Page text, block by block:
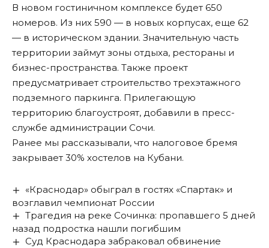
В новом гостиничном комплексе будет 650
номеров. Из них 590 — в новых корпусах, еще 62
— в историческом здании. Значительную часть
территории займут зоны отдыха, рестораны и
бизнес-пространства. Также проект
предусматривает строительство трехэтажного
подземного паркинга. Прилегающую
территорию благоустроят, добавили в пресс-
службе администрации Сочи.
Ранее мы рассказывали, что налоговое бремя
закрывает 30% хостелов на Кубани.
«Краснодар» обыграл в гостях «Спартак» и
возглавил чемпионат России
Трагедия на реке Сочинка: пропавшего 5 дней
назад подростка нашли погибшим
Суд Краснодара забраковал обвинение